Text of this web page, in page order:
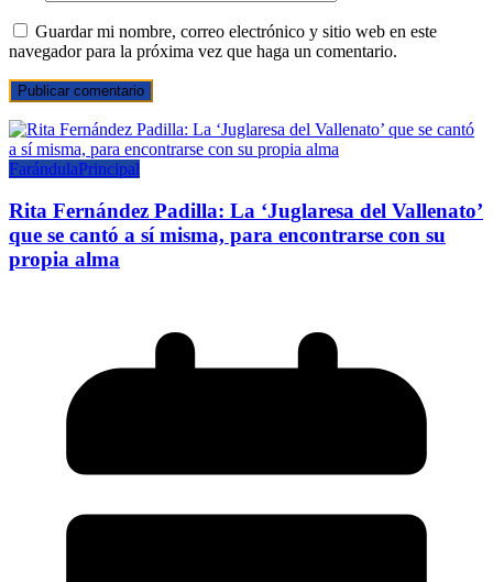
Guardar mi nombre, correo electrónico y sitio web en este
navegador para la próxima vez que haga un comentario.
FarándulaPrincipal
Rita Fernández Padilla: La ‘Juglaresa del Vallenato’
que se cantó a sí misma, para encontrarse con su
propia alma